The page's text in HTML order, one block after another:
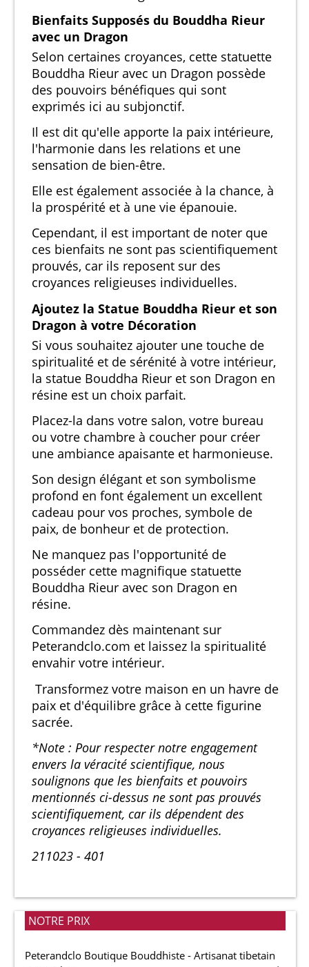
Bienfaits Supposés du Bouddha Rieur
avec un Dragon
Selon certaines croyances, cette statuette
Bouddha Rieur avec un Dragon possède
des pouvoirs bénéfiques qui sont
exprimés ici au subjonctif.
Il est dit qu'elle apporte la paix intérieure,
l'harmonie dans les relations et une
sensation de bien-être.
Elle est également associée à la chance, à
la prospérité et à une vie épanouie.
Cependant, il est important de noter que
ces bienfaits ne sont pas scientifiquement
prouvés, car ils reposent sur des
croyances religieuses individuelles.
Ajoutez la Statue Bouddha Rieur et son
Dragon à votre Décoration
Si vous souhaitez ajouter une touche de
spiritualité et de sérénité à votre intérieur,
la statue Bouddha Rieur et son Dragon en
résine est un choix parfait.
Placez-la dans votre salon, votre bureau
ou votre chambre à coucher pour créer
une ambiance apaisante et harmonieuse.
Son design élégant et son symbolisme
profond en font également un excellent
cadeau pour vos proches, symbole de
paix, de bonheur et de protection.
Ne manquez pas l'opportunité de
posséder cette magnifique statuette
Bouddha Rieur avec son Dragon en
résine.
Commandez dès maintenant sur
Peterandclo.com et laissez la spiritualité
envahir votre intérieur.
Transformez votre maison en un havre de
paix et d'équilibre grâce à cette figurine
sacrée.
*Note : Pour respecter notre engagement
envers la véracité scientifique, nous
soulignons que les bienfaits et pouvoirs
mentionnés ci-dessus ne sont pas prouvés
scientifiquement, car ils dépendent des
croyances religieuses individuelles.
211023 - 401
NOTRE PRIX
Peterandclo Boutique Bouddhiste - Artisanat tibetain